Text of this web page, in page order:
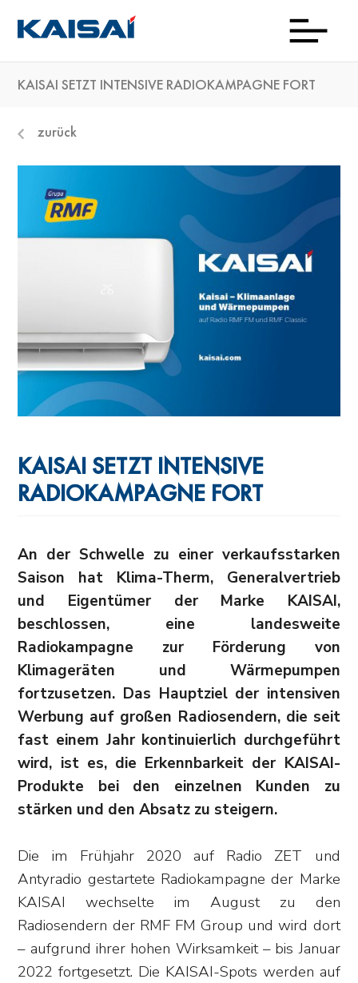
KAISAI SETZT INTENSIVE RADIOKAMPAGNE FORT
zurück
KAISAI SETZT INTENSIVE
RADIOKAMPAGNE FORT
An der Schwelle zu einer verkaufsstarken
Saison hat Klima-Therm, Generalvertrieb
und Eigentümer der Marke KAISAI,
beschlossen, eine landesweite
Radiokampagne zur Förderung von
Klimageräten und Wärmepumpen
fortzusetzen. Das Hauptziel der intensiven
Werbung auf großen Radiosendern, die seit
fast einem Jahr kontinuierlich durchgeführt
wird, ist es, die Erkennbarkeit der KAISAI-
Produkte bei den einzelnen Kunden zu
stärken und den Absatz zu steigern.
Die im Frühjahr 2020 auf Radio ZET und
Antyradio gestartete Radiokampagne der Marke
KAISAI wechselte im August zu den
Radiosendern der RMF FM Group und wird dort
– aufgrund ihrer hohen Wirksamkeit – bis Januar
2022 fortgesetzt. Die KAISAI-Spots werden auf